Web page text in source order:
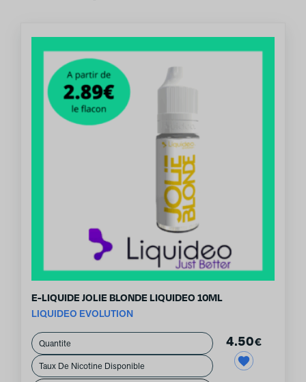
E-LIQUIDE JOLIE BLONDE LIQUIDEO 10ML
LIQUIDEO EVOLUTION
4.50€